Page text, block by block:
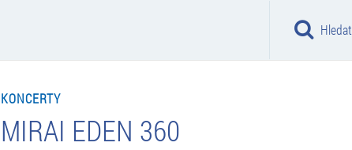
Hledat
KONCERTY
MIRAI EDEN 360